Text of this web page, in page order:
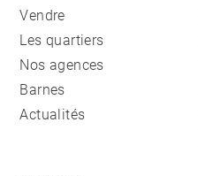
Vendre
Les quartiers
Nos agences
Barnes
Actualités